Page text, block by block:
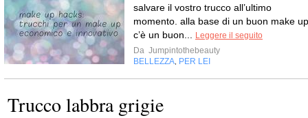
salvare il vostro trucco all’ultimo
momento. alla base di un buon make up
c’è un buon...
Leggere il seguito
Da Jumpintothebeauty
BELLEZZA PER LEI
Trucco labbra grigie